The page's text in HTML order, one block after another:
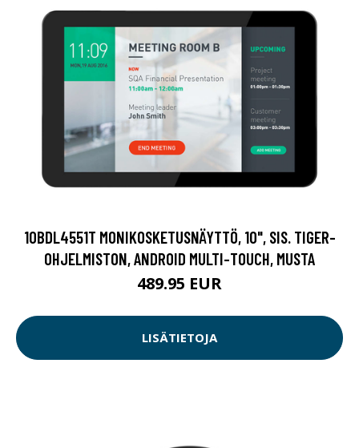
10BDL4551T MONIKOSKETUSNÄYTTÖ, 10", SIS. TIGER-
OHJELMISTON, ANDROID MULTI-TOUCH, MUSTA
489.95 EUR
LISÄTIETOJA